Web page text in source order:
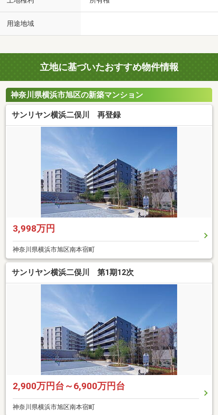
用途地域
立地に基づいたおすすめ物件情報
神奈川県横浜市旭区の新築マンション
サンリヤン横浜二俣川 再登録
3,998万円
神奈川県横浜市旭区南本宿町
サンリヤン横浜二俣川 第1期12次
2,900万円台～6,900万円台
神奈川県横浜市旭区南本宿町